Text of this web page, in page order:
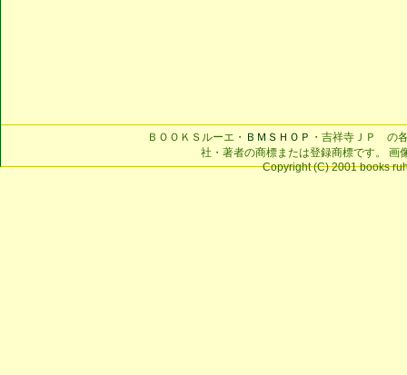
ＢＯＯＫＳルーエ・ ＢＭＳＨＯＰ ・吉祥寺ＪＰ の
社・著者の商標または登録商標です。 画
Copyright (C) 2001 books